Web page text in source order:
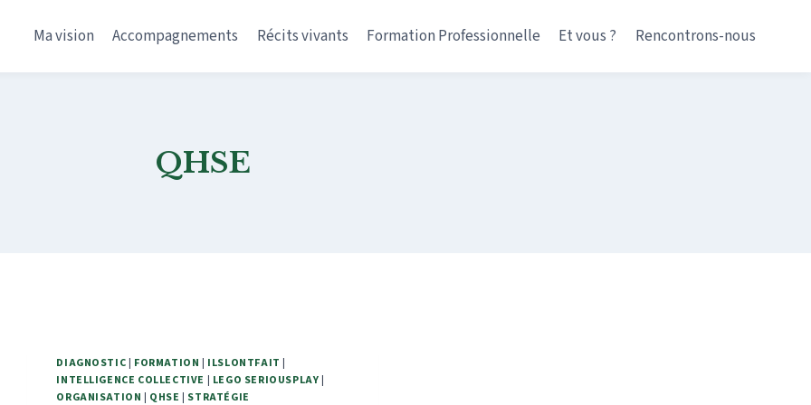
Ma vision Accompagnements Récits vivants Formation Professionnelle Et vous ? Rencontrons-nous
QHSE
DIAGNOSTIC | FORMATION | ILSLONTFAIT |
INTELLIGENCE COLLECTIVE | LEGO SERIOUSPLAY |
ORGANISATION | QHSE | STRATÉGIE